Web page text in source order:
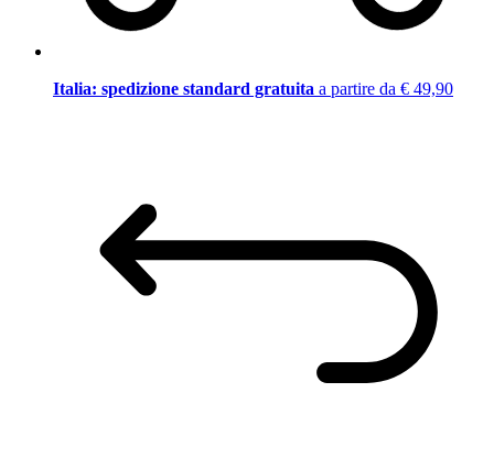
Italia: spedizione standard gratuita a partire da € 49,90